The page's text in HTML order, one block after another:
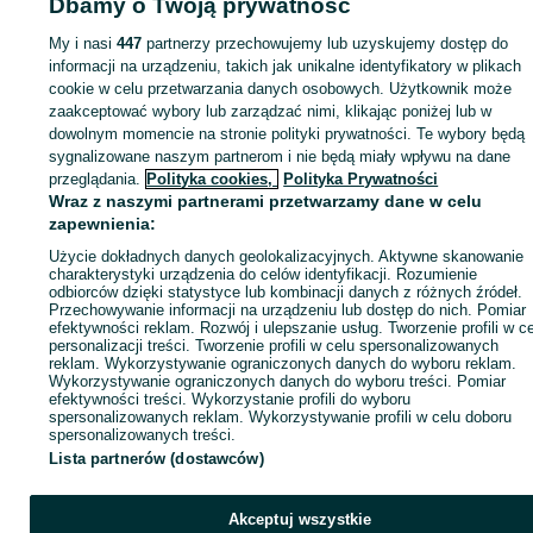
Zaloguj się lub załóż konto na OLX, aby skontaktować się z
sprzedającym
Zaloguj się / Załóż konto
Dbamy o Twoją prywatność
My i nasi447 partnerzy przechowujemy lub uzyskujemy dostęp do
informacji na urządzeniu, takich jak unikalne identyfikatory w plikach
cookie w celu przetwarzania danych osobowych. Użytkownik może
zaakceptować wybory lub zarządzać nimi, klikając poniżej lub w
dowolnym momencie na stronie polityki prywatności. Te wybory będą
sygnalizowane naszym partnerom i nie będą miały wpływu na dane
przeglądania. Polityka cookies, Polityka Prywatności
Wraz z naszymi partnerami przetwarzamy dane w celu
zapewnienia:
Użycie dokładnych danych geolokalizacyjnych. Aktywne skanowanie
charakterystyki urządzenia do celów identyfikacji. Rozumienie
odbiorców dzięki statystyce lub kombinacji danych z różnych źródeł.
Przechowywanie informacji na urządzeniu lub dostęp do nich. Pomiar
efektywności reklam. Rozwój i ulepszanie usług. Tworzenie profili w
personalizacji treści. Tworzenie profili w celu spersonalizowanych
reklam. Wykorzystywanie ograniczonych danych do wyboru reklam.
Wykorzystywanie ograniczonych danych do wyboru treści. Pomiar
efektywności treści. Wykorzystanie profili do wyboru
spersonalizowanych reklam. Wykorzystywanie profili w celu doboru
spersonalizowanych treści.
Lista partnerów (dostawców)
Akceptuj wszystkie